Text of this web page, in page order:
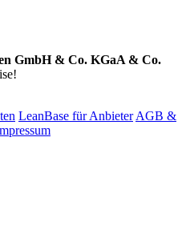
GmbH & Co. KGaA & Co.
LeanBase für Anbieter AGB &